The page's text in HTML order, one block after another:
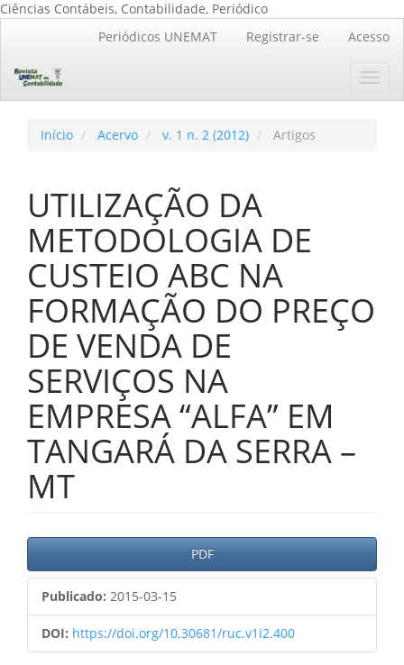
Ciências Contábeis, Contabilidade, Periódico
principal
Barra
Periódicos UNEMAT Registrar-se Acesso
Início Acervo v. 1 n. 2 (2012) Artigos
UTILIZAÇÃO DA
METODOLOGIA DE
CUSTEIO ABC NA
FORMAÇÃO DO PREÇO
DE VENDA DE
SERVIÇOS NA
EMPRESA “ALFA” EM
TANGARÁ DA SERRA –
MT
Barra
lateral
de
artigos
PDF
Publicado: 2015-03-15
DOI: https://doi.org/10.30681/ruc.v1i2.400